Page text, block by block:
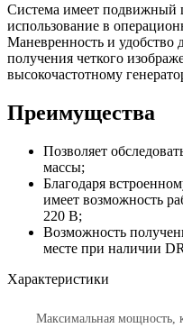
Система имеет подвижный
использование в
Маневренность и удобство
получения четкого
высокочастотному
Преимущества
Позволяет
массы;
Благодаря
имеет возможность
220 В;
Возможность
месте при наличии
Характеристики
Максимальная мощность,